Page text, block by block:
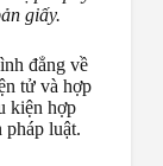
giấy.
đẳng về
tử và hợp
kiện hợp
luật.